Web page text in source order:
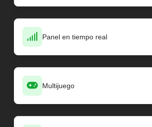
Panel en tiempo real
Multijuego